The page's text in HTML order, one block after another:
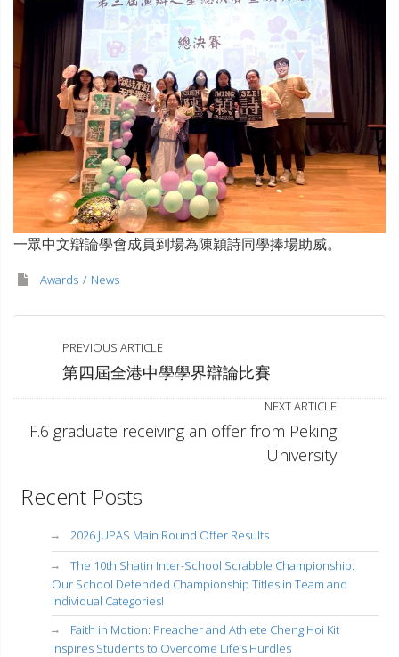
一眾中文辯論學會成員到場為陳穎詩同學捧場助威。
Awards News
PREVIOUS ARTICLE
第四屆全港中學學界辯論比賽
NEXT ARTICLE
F.6 graduate receiving an offer from Peking
University
Recent Posts
2026 JUPAS Main Round Offer Results
The 10th Shatin Inter-School Scrabble Championship:
Our School Defended Championship Titles in Team and
Individual Categories!
Faith in Motion: Preacher and Athlete Cheng Hoi Kit
Inspires Students to Overcome Life’s Hurdles